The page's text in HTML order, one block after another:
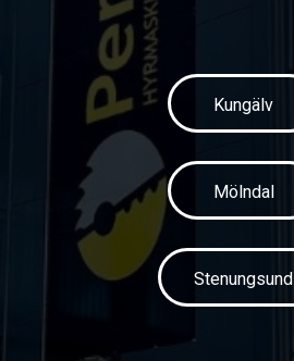
Kungälv
Mölndal
Stenungsund